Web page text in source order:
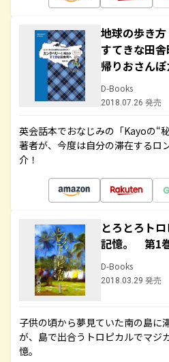
地球の歩き
すてきな田
帰りおさん
D-Books
2018.07.26 発売
英会話本でおなじみの「Kayoの“
著者が、今度は自分の滞在するロ
介！
とろとろト
記憶。 第1
D-Books
2018.03.29 発売
子供の頃から夢見ていた南の島に
が、島で出合うトロピカルでマジ
憶。